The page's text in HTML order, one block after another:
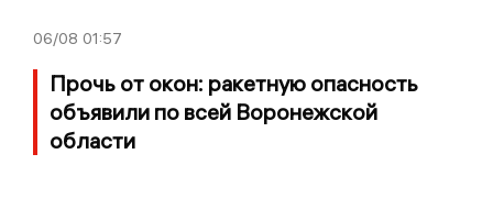
06/08 01:57
Прочь от окон: ракетную опасность
объявили по всей Воронежской
области